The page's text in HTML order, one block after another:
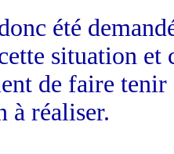
été
situation et
de faire tenir
à réaliser.